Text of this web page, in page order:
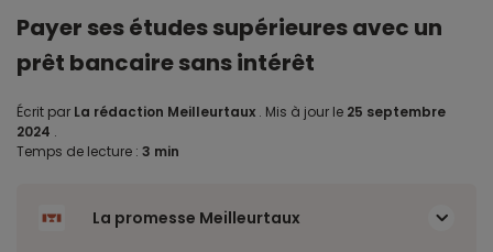
Payer ses études supérieures avec un
prêt bancaire sans intérêt
Écrit par La rédaction Meilleurtaux . Mis à jour le 25 septembre
2024 .
Temps de lecture : 3 min
La promesse Meilleurtaux